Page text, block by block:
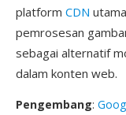
platform CDN
pemrosesan
sebagai alternatif
dalam konten web.
Pengembang: